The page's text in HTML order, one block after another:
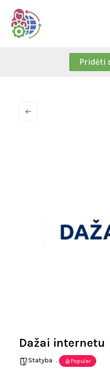
Skip
content
Pridėti
Dažai internetu
Statyba Popular